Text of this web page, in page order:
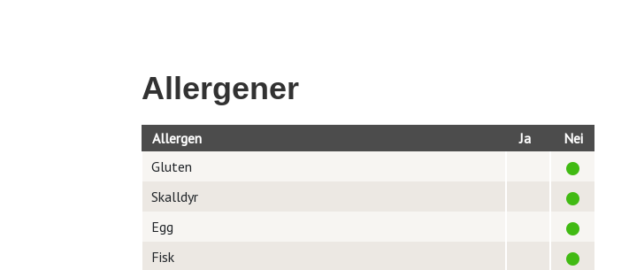
Allergener
Allergen Ja
Nei
Gluten
Skalldyr
Egg
Fisk